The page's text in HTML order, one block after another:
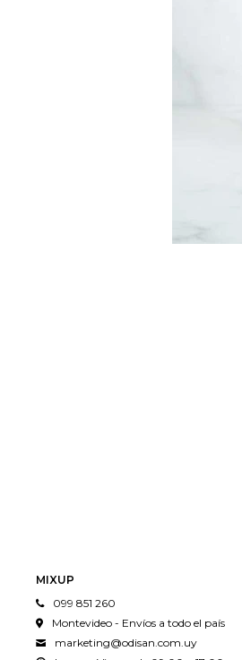
MIXUP
099 851 260
Montevideo - Envíos a todo el país
marketing@odisan.com.uy